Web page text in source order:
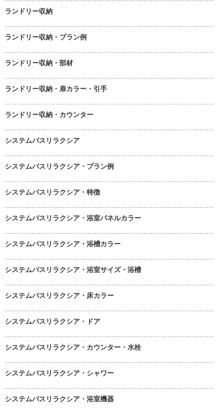
ランドリー収納
ランドリー収納・プラン例
ランドリー収納・部材
ランドリー収納・扉カラー・引手
ランドリー収納・カウンター
システムバスリラクシア
システムバスリラクシア・プラン例
システムバスリラクシア・特徴
システムバスリラクシア・浴室パネルカラー
システムバスリラクシア・浴槽カラー
システムバスリラクシア・浴室サイズ・浴槽
システムバスリラクシア・床カラー
システムバスリラクシア・ドア
システムバスリラクシア・カウンター・水栓
システムバスリラクシア・シャワー
システムバスリラクシア・浴室機器